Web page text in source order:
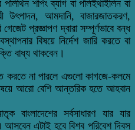
শপিং ব্যাগ বা পলিইথাইলিন বা
উৎপাদন, আমদানি, বাজারজাতকরণ,
প্রজ্ঞাপণ দ্বারা সম্পূর্ণভাবে বন্ধ
বিষয়ে নির্দেশ জারি করতে বা
বাধ্য থাকবেন।
করতে না পারলে এগুলো কাগজে-কলমে
আরো বেশি আন্তরিক হতে আহবান
বাংলাদেশের সর্বসাধারণ যার যার
আসবেন এটাই হবে বিশ্ব পরিবেশ দিবস